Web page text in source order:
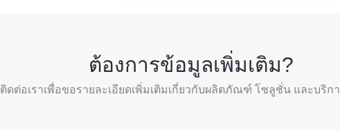
ต้องการข้อมูลเพิ่มเติม?
ติดต่อเราเพื่อขอรายละเอียดเพิ่มเติมเกี่ยวกับผลิตภัณฑ์ โซลูชั่น และบริกา